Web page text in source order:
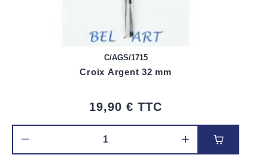
C/AGS/1715
Croix Argent 32 mm
19,90 € TTC
Ajouter au